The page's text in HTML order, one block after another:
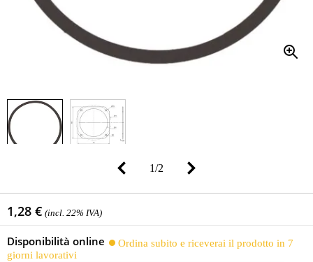
1/2
1,28 € (incl. 22% IVA)
Disponibilità online
Ordina subito e riceverai il prodotto in 7
giorni lavorativi